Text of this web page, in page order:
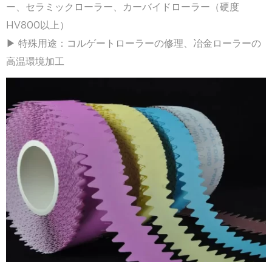
ー、セラミックローラー、カーバイドローラー（硬度
HV800以上）
▶ 特殊用途：コルゲートローラーの修理、冶金ローラーの
高温環境加工